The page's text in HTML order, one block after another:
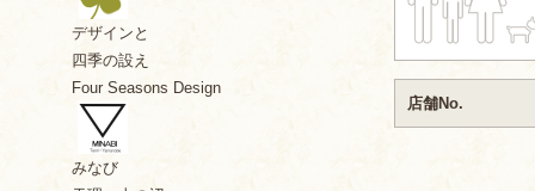
店舗No.
デザインと
四季の設え
Four Seasons Design
みなび